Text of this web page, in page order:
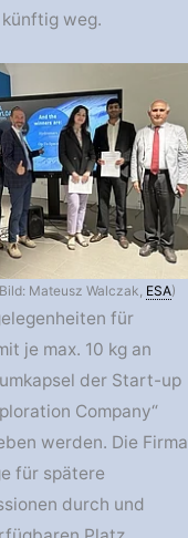
weg.
Mateusz Walczak, ESA)
für
je max. 10 kg an
der Start-up
Company“
werden. Die Firma
für spätere
durch und